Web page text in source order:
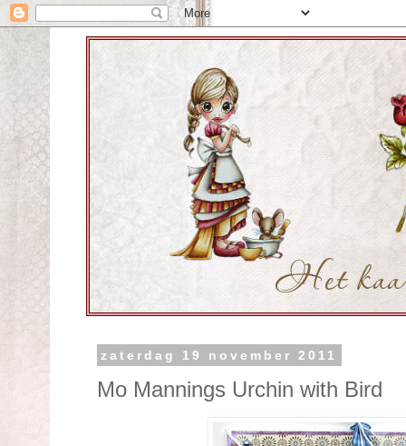
zaterdag 19 november 2011
Mo Mannings Urchin with Bird